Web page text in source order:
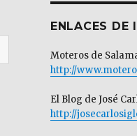
ENLACES DE
Moteros de
http://
El Blog de José
http://